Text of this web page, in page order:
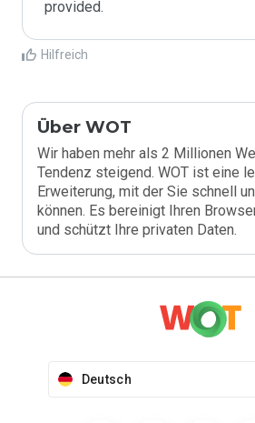
provided.
Hilfreich
Über WOT
Wir haben mehr als 2 Millionen
Tendenz steigend. WOT ist eine
Erweiterung, mit der Sie schnell
können. Es bereinigt Ihren
und schützt Ihre privaten Daten.
Deutsch